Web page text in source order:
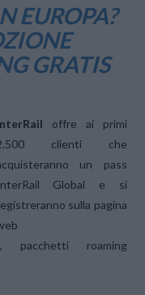
EUROPA?
GRATIS
offre ai primi
clienti che
un pass
Global e si
sulla pagina
, pacchetti roaming